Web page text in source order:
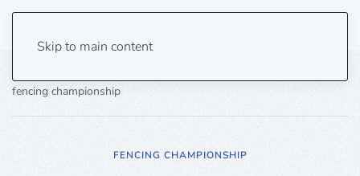
Skip to main content
fencing championship
FENCING CHAMPIONSHIP